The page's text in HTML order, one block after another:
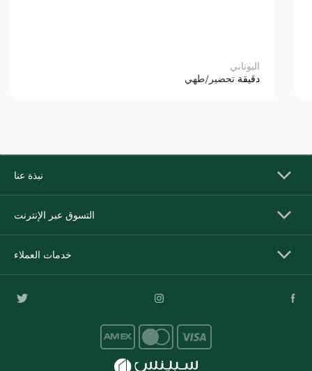
اليوناني
دقيقة تحضير/طهي
نبذة عنا
التسوق عبر الإنترنت
خدمات العملاء